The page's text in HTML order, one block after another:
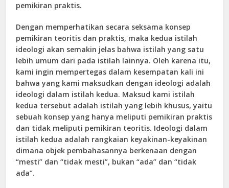
pemikiran praktis.
Dengan memperhatikan secara seksama konsep
pemikiran teoritis dan praktis, maka kedua istilah
ideologi akan semakin jelas bahwa istilah yang satu
lebih umum dari pada istilah lainnya. Oleh karena itu,
kami ingin mempertegas dalam kesempatan kali ini
bahwa yang kami maksudkan dengan ideologi adalah
ideologi dalam istilah kedua. Maksud kami istilah
kedua tersebut adalah istilah yang lebih khusus, yaitu
sebuah konsep yang hanya meliputi pemikiran praktis
dan tidak meliputi pemikiran teoritis. Ideologi dalam
istilah kedua adalah rangkaian keyakinan-keyakinan
dimana objek pembahasannya berkenaan dengan
“mesti” dan “tidak mesti”, bukan “ada” dan “tidak
ada”.